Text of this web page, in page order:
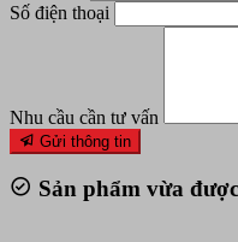
Số điện thoại
Nhu cầu cần tư vấn
Gửi thông tin
Sản phẩm vừa